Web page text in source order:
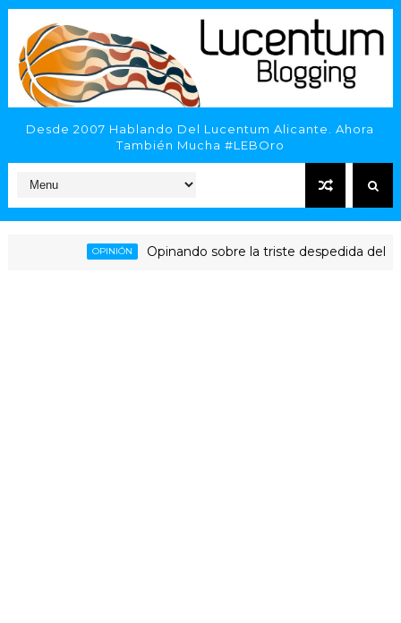
Desde 2007 Hablando Del Lucentum Alicante. Ahora
También Mucha #LEBOro
Opinando sobre la triste despedida del HLA